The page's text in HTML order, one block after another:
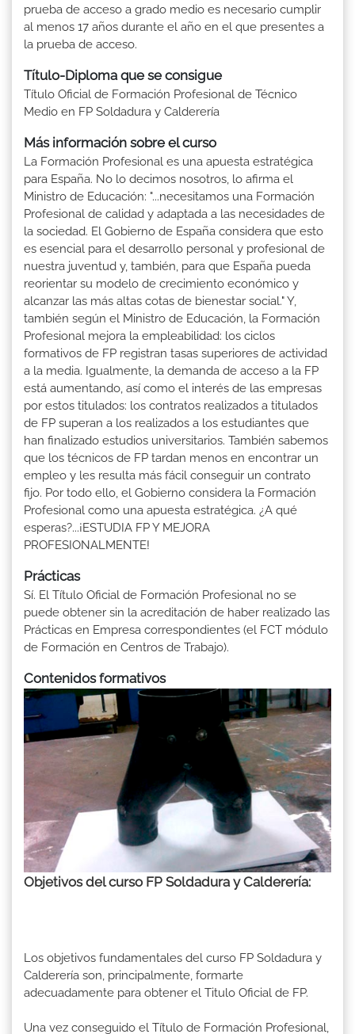
prueba de acceso a grado medio es necesario cumplir
al menos 17 años durante el año en el que presentes a
la prueba de acceso.
Título-Diploma que se consigue
Título Oficial de Formación Profesional de Técnico
Medio en FP Soldadura y Calderería
Más información sobre el curso
La Formación Profesional es una apuesta estratégica
para España. No lo decimos nosotros, lo afirma el
Ministro de Educación: "...necesitamos una Formación
Profesional de calidad y adaptada a las necesidades de
la sociedad. El Gobierno de España considera que esto
es esencial para el desarrollo personal y profesional de
nuestra juventud y, también, para que España pueda
reorientar su modelo de crecimiento económico y
alcanzar las más altas cotas de bienestar social." Y,
también según el Ministro de Educación, la Formación
Profesional mejora la empleabilidad: los ciclos
formativos de FP registran tasas superiores de actividad
a la media. Igualmente, la demanda de acceso a la FP
está aumentando, así como el interés de las empresas
por estos titulados: los contratos realizados a titulados
de FP superan a los realizados a los estudiantes que
han finalizado estudios universitarios. También sabemos
que los técnicos de FP tardan menos en encontrar un
empleo y les resulta más fácil conseguir un contrato
fijo. Por todo ello, el Gobierno considera la Formación
Profesional como una apuesta estratégica. ¿A qué
esperas?...¡ESTUDIA FP Y MEJORA
PROFESIONALMENTE!
Prácticas
Sí. El Título Oficial de Formación Profesional no se
puede obtener sin la acreditación de haber realizado las
Prácticas en Empresa correspondientes (el FCT módulo
de Formación en Centros de Trabajo).
Contenidos formativos
Objetivos del curso FP Soldadura y Calderería:
Los objetivos fundamentales del curso FP Soldadura y
Calderería son, principalmente, formarte
adecuadamente para obtener el Titulo Oficial de FP.
Una vez conseguido el Título de Formación Profesional,